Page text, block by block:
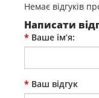
Немає відгуків
Написати
Ваше ім’я:
Ваш відгук